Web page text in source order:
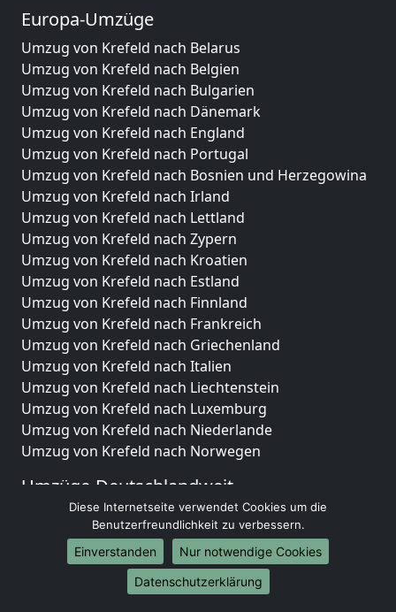
Europa-Umzüge
Umzug von Krefeld nach Belarus
Umzug von Krefeld nach Belgien
Umzug von Krefeld nach Bulgarien
Umzug von Krefeld nach Dänemark
Umzug von Krefeld nach England
Umzug von Krefeld nach Portugal
Umzug von Krefeld nach Bosnien und Herzegowina
Umzug von Krefeld nach Irland
Umzug von Krefeld nach Lettland
Umzug von Krefeld nach Zypern
Umzug von Krefeld nach Kroatien
Umzug von Krefeld nach Estland
Umzug von Krefeld nach Finnland
Umzug von Krefeld nach Frankreich
Umzug von Krefeld nach Griechenland
Umzug von Krefeld nach Italien
Umzug von Krefeld nach Liechtenstein
Umzug von Krefeld nach Luxemburg
Umzug von Krefeld nach Niederlande
Umzug von Krefeld nach Norwegen
Umzüge-Deutschlandweit
Umzug von Krefeld nach Berlin
Umzug von Krefeld nach Hamburg
Umzug von Krefeld nach München
Umzug von Krefeld nach Köln
Umzug von Krefeld nach Frankfurt am Main
Diese Internetseite verwendet Cookies um die
Benutzerfreundlichkeit zu verbessern.
Einverstanden
Nur notwendige Cookies
Datenschutzerklärung